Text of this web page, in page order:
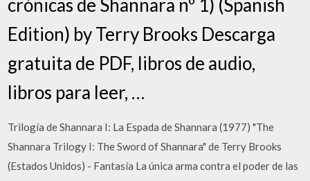
crónicas de Shannara nº 1) (Spanish
Edition) by Terry Brooks Descarga
gratuita de PDF, libros de audio,
libros para leer, …
Trilogía de Shannara I: La Espada de Shannara (1977) "The
Shannara Trilogy I: The Sword of Shannara" de Terry Brooks
(Estados Unidos) - Fantasía La única arma contra el poder de las